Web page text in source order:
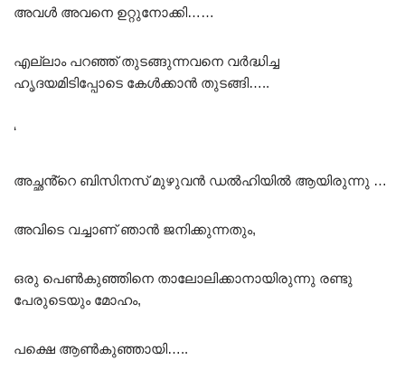
അവൾ അവനെ ഉറ്റുനോക്കി……
എല്ലാം പറഞ്ഞ് തുടങ്ങുന്നവനെ വർദ്ധിച്ച
ഹൃദയമിടിപ്പോടെ കേൾക്കാൻ തുടങ്ങി…..
‘
അച്ഛൻ്റെ ബിസിനസ് മുഴുവൻ ഡൽഹിയിൽ ആയിരുന്നു …
അവിടെ വച്ചാണ് ഞാൻ ജനിക്കുന്നതും,
ഒരു പെൺകുഞ്ഞിനെ താലോലിക്കാനായിരുന്നു രണ്ടു
പേരുടെയും മോഹം,
പക്ഷെ ആൺകുഞ്ഞായി…..